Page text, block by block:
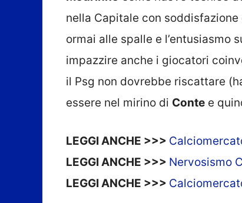
nella Capitale con
ormai alle spalle e l’entusiasmo
impazzire anche i giocatori
il Psg non dovrebbe riscattare
essere nel mirino di Conte e
LEGGI ANCHE >>>
LEGGI ANCHE >>> Nervosismo
LEGGI ANCHE >>>